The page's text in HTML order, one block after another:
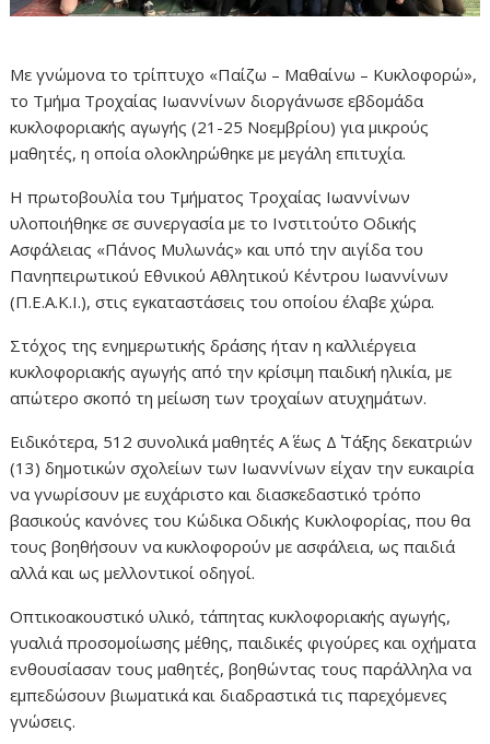
Με γνώμονα το τρίπτυχο «Παίζω – Μαθαίνω – Κυκλοφορώ»,
το Τμήμα Τροχαίας Ιωαννίνων διοργάνωσε εβδομάδα
κυκλοφοριακής αγωγής (21-25 Νοεμβρίου) για μικρούς
μαθητές, η οποία ολοκληρώθηκε με μεγάλη επιτυχία.
Η πρωτοβουλία του Τμήματος Τροχαίας Ιωαννίνων
υλοποιήθηκε σε συνεργασία με το Ινστιτούτο Οδικής
Ασφάλειας «Πάνος Μυλωνάς» και υπό την αιγίδα του
Πανηπειρωτικού Εθνικού Αθλητικού Κέντρου Ιωαννίνων
(Π.Ε.Α.Κ.Ι.), στις εγκαταστάσεις του οποίου έλαβε χώρα.
Στόχος της ενημερωτικής δράσης ήταν η καλλιέργεια
κυκλοφοριακής αγωγής από την κρίσιμη παιδική ηλικία, με
απώτερο σκοπό τη μείωση των τροχαίων ατυχημάτων.
Ειδικότερα, 512 συνολικά μαθητές Α΄ έως Δ΄ Τάξης δεκατριών
(13) δημοτικών σχολείων των Ιωαννίνων είχαν την ευκαιρία
να γνωρίσουν με ευχάριστο και διασκεδαστικό τρόπο
βασικούς κανόνες του Κώδικα Οδικής Κυκλοφορίας, που θα
τους βοηθήσουν να κυκλοφορούν με ασφάλεια, ως παιδιά
αλλά και ως μελλοντικοί οδηγοί.
Οπτικοακουστικό υλικό, τάπητας κυκλοφοριακής αγωγής,
γυαλιά προσομοίωσης μέθης, παιδικές φιγούρες και οχήματα
ενθουσίασαν τους μαθητές, βοηθώντας τους παράλληλα να
εμπεδώσουν βιωματικά και διαδραστικά τις παρεχόμενες
γνώσεις.